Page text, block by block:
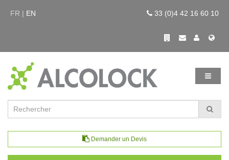
FR | EN 33 (0)4 42 16 60 10
Demander un Devis